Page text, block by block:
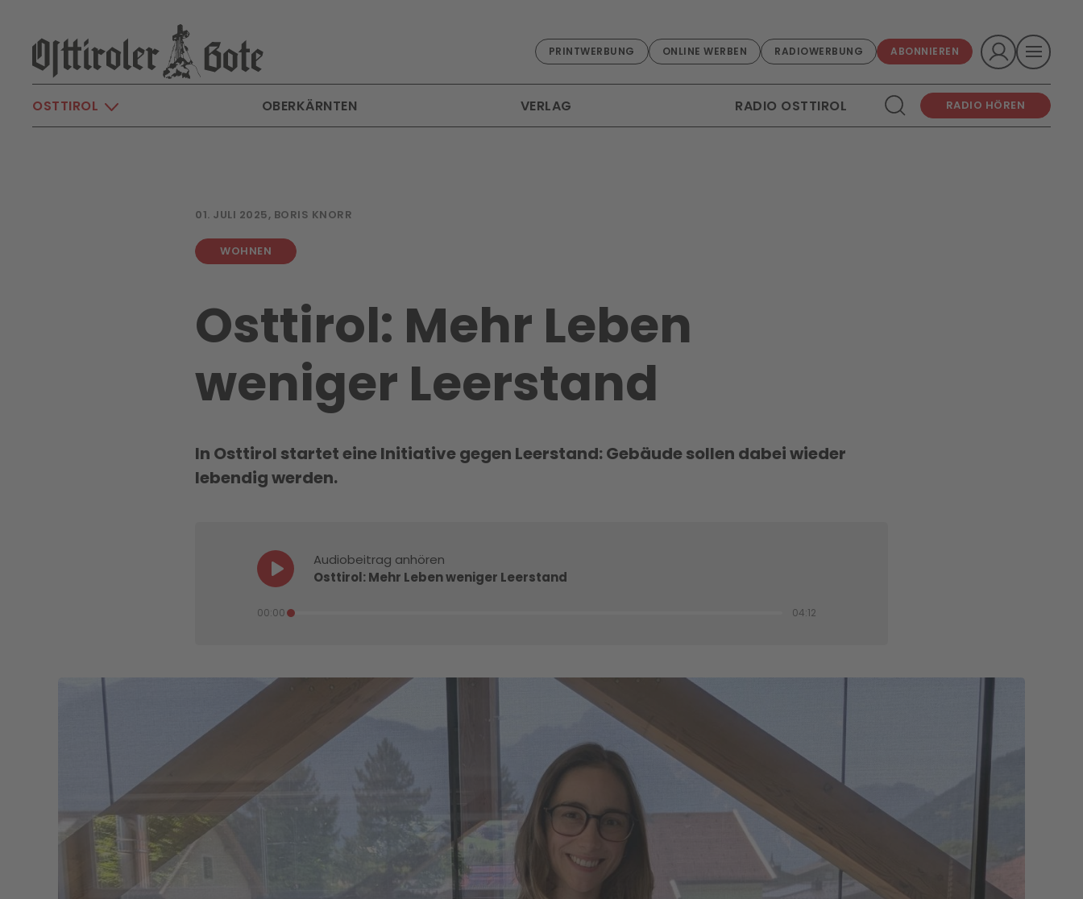
Skip to main content
PRINTWERBUNG ONLINE WERBEN RADIOWERBUNG ABONNIEREN
OSTTIROL OBERKÄRNTEN VERLAG RADIO OSTTIROL RADIO HÖREN
01. JULI 2025, BORIS KNORR
WOHNEN
Osttirol: Mehr Leben
weniger Leerstand
In Osttirol startet eine Initiative gegen Leerstand: Gebäude sollen dabei wieder
lebendig werden.
Audiobeitrag anhören
Osttirol: Mehr Leben weniger Leerstand
00:00 04:12